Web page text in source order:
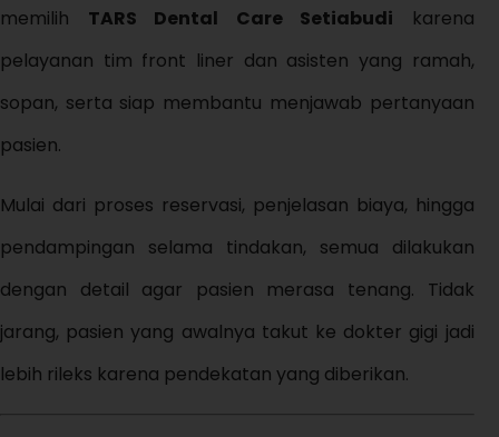
memilih TARS Dental Care Setiabudi karena
pelayanan tim front liner dan asisten yang ramah,
sopan, serta siap membantu menjawab pertanyaan
pasien.
Mulai dari proses reservasi, penjelasan biaya, hingga
pendampingan selama tindakan, semua dilakukan
dengan detail agar pasien merasa tenang. Tidak
jarang, pasien yang awalnya takut ke dokter gigi jadi
lebih rileks karena pendekatan yang diberikan.